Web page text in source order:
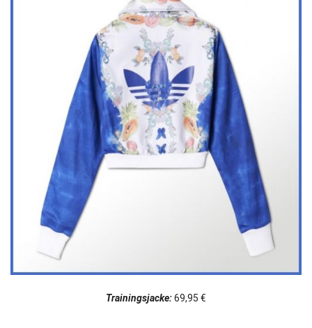
Trainingsjacke:69,95 €